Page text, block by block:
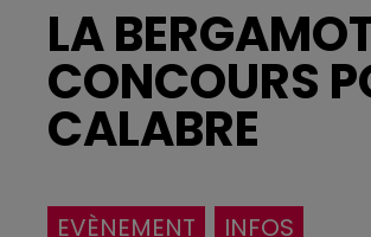
LA
CONCOURS
CALABRE
EVÈNEMENT INFOS